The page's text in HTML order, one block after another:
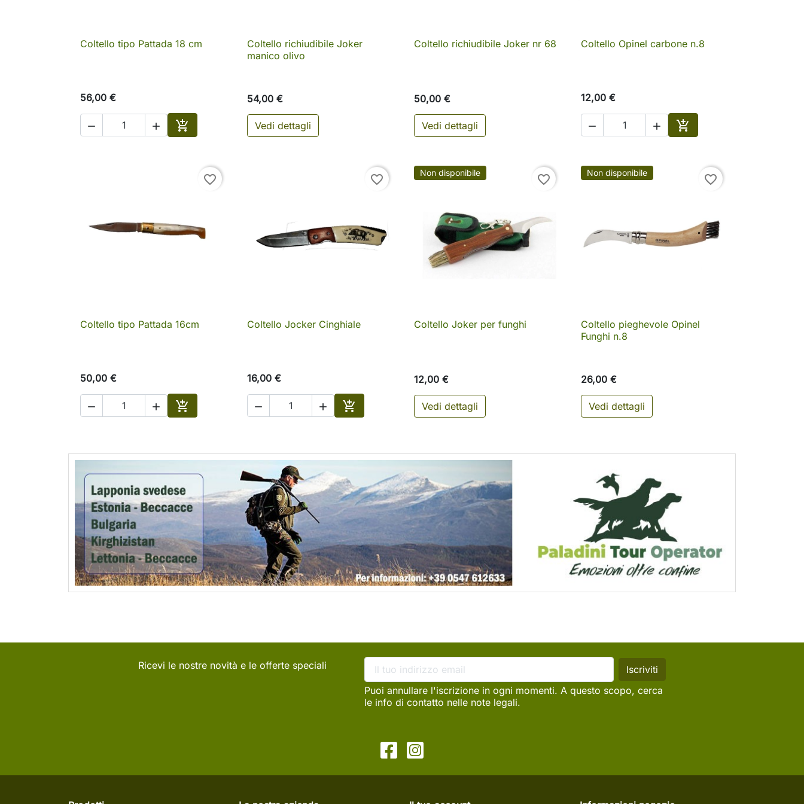
 Anteprima
Coltello tipo Pattada 18 cm
56,00 €
  
Aggiungi al carrello
 Anteprima
Coltello richiudibile Joker
manico olivo
54,00 €
Vedi dettagli
 Anteprima
Coltello richiudibile Joker nr 68
50,00 €
Vedi dettagli
 Anteprima
Coltello Opinel carbone n.8
12,00 €
  
Aggiungi al carrello
favorite_border
 Anteprima
Coltello tipo Pattada 16cm
50,00 €
  
Aggiungi al carrello
favorite_border
 Anteprima
Coltello Jocker Cinghiale
16,00 €
  
Aggiungi al carrello
Non disponibile favorite_border
 Anteprima
Coltello Joker per funghi
12,00 €
Vedi dettagli
Non disponibile favorite_border
 Anteprima
Coltello pieghevole Opinel
Funghi n.8
26,00 €
Vedi dettagli
Ricevi le nostre novità e le offerte speciali
Puoi annullare l'iscrizione in ogni momenti. A questo scopo, cerca
le info di contatto nelle note legali.